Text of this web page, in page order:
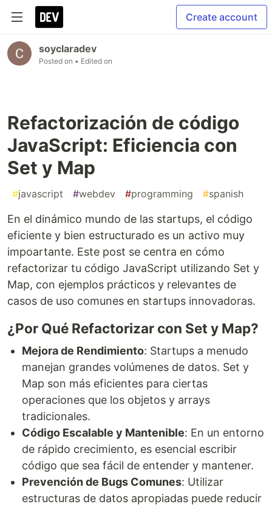
Create account
soyclaradev
Posted on • Edited on
Refactorización de código
JavaScript: Eficiencia con
Set y Map
#javascript #webdev #programming #spanish
En el dinámico mundo de las startups, el código
eficiente y bien estructurado es un activo muy
impoartante. Este post se centra en cómo
refactorizar tu código JavaScript utilizando Set y
Map, con ejemplos prácticos y relevantes de
casos de uso comunes en startups innovadoras.
¿Por Qué Refactorizar con Set y Map?
Mejora de Rendimiento: Startups a menudo
manejan grandes volúmenes de datos. Set y
Map son más eficientes para ciertas
operaciones que los objetos y arrays
tradicionales.
Código Escalable y Mantenible: En un entorno
de rápido crecimiento, es esencial escribir
código que sea fácil de entender y mantener.
Prevención de Bugs Comunes: Utilizar
estructuras de datos apropiadas puede reducir